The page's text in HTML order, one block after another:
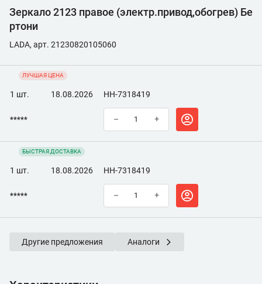
Зеркало 2123 правое (электр.привод,обогрев) Бе
ртони
LADA, арт. 21230820105060
ЛУЧШАЯ ЦЕНА
1 шт. 18.08.2026 НН-7318419
***** – +
БЫСТРАЯ ДОСТАВКА
1 шт. 18.08.2026 НН-7318419
***** – +
Другие предложения Аналоги